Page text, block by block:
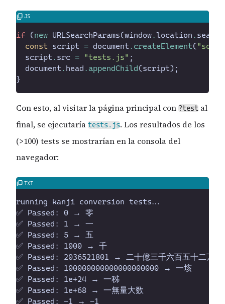
if (new URLSearchParams(window.location . search
const script = document . createElement("
script . src = "tests.js" ;
document . head . appendChild(script) ;
}
Con esto, al visitar la página principal con ?test al
final, se ejecutaría tests.js. Los resultados de los
(>100) tests se mostrarían en la consola del
navegador: